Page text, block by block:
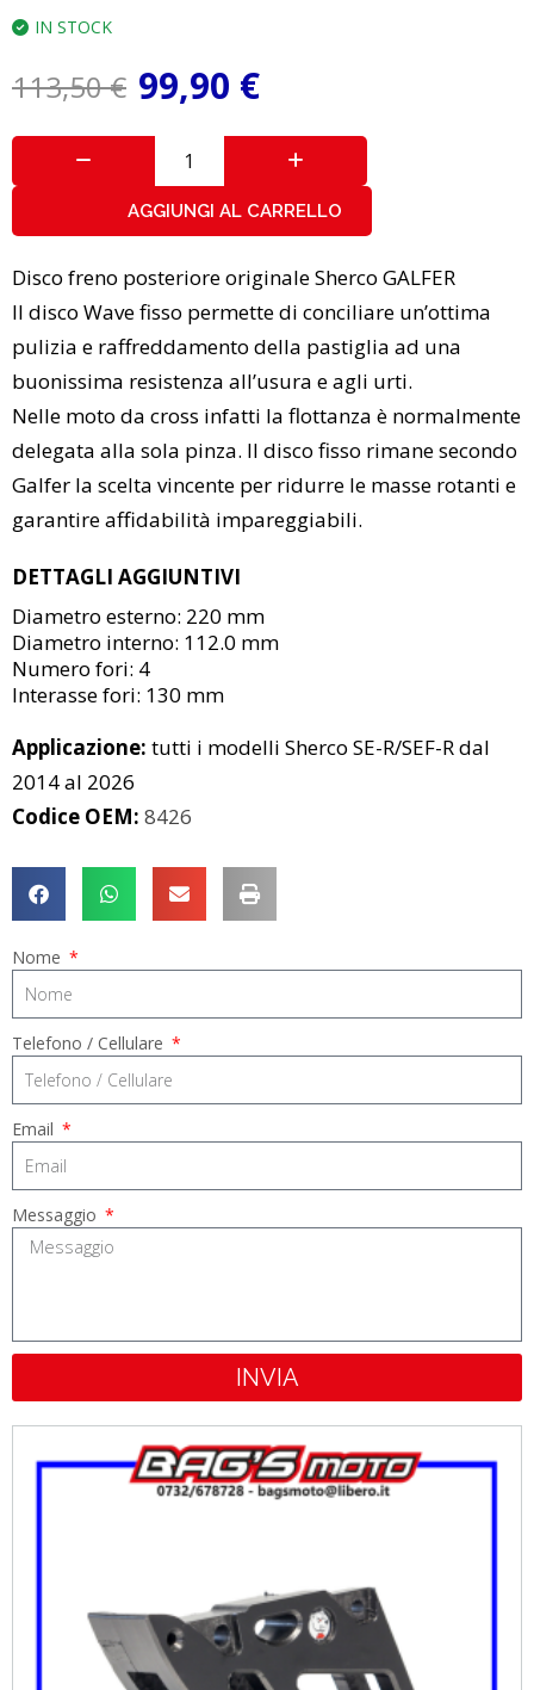
IN STOCK
113,50€ 99,90 €
AGGIUNGI AL CARRELLO
Disco freno posteriore originale Sherco GALFER
Il disco Wave fisso permette di conciliare un’ottima
pulizia e raffreddamento della pastiglia ad una
buonissima resistenza all’usura e agli urti.
Nelle moto da cross infatti la flottanza è normalmente
delegata alla sola pinza. Il disco fisso rimane secondo
Galfer la scelta vincente per ridurre le masse rotanti e
garantire affidabilità impareggiabili.
DETTAGLI AGGIUNTIVI
Diametro esterno: 220 mm
Diametro interno: 112.0 mm
Numero fori: 4
Interasse fori: 130 mm
Applicazione: tutti i modelli Sherco SE-R/SEF-R dal
2014 al 2026
Codice OEM: 8426
Nome
Telefono / Cellulare
Email
Messaggio
INVIA